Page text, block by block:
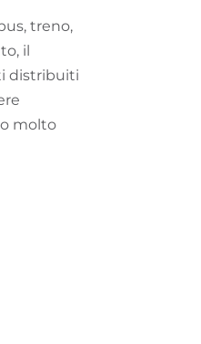
treno,
il
distribuiti
molto